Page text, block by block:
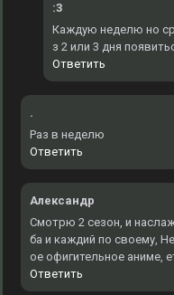
:3
Каждую неделю но
з 2 или 3 дня
Ответить
.
Раз в неделю
Ответить
Александр
Смотрю 2 сезон, и
ба и каждий по своему,
ое офигительное аниме,
Ответить